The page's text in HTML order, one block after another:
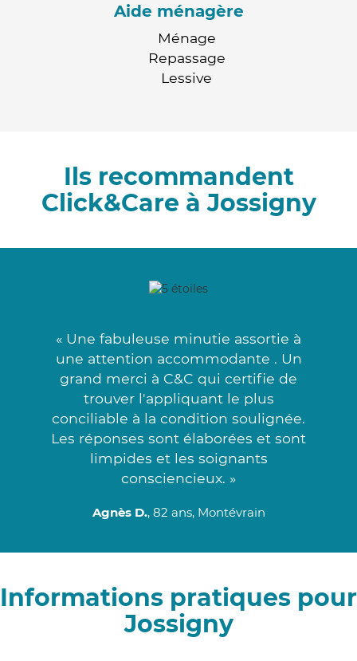
Aide ménagère
Ménage
Repassage
Lessive
Ils recommandent
Click&Care à Jossigny
« Une fabuleuse minutie assortie à
une attention accommodante . Un
grand merci à C&C qui certifie de
trouver l'appliquant le plus
conciliable à la condition soulignée.
Les réponses sont élaborées et sont
limpides et les soignants
consciencieux. »
Agnès D., 82 ans, Montévrain
Informations pratiques pour
Jossigny